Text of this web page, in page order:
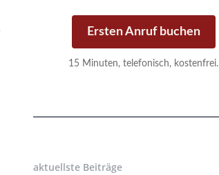
Ersten Anruf buchen
15 Minuten, telefonisch, kostenfrei.
aktuellste Beiträge